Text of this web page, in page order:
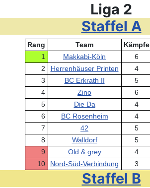
Liga 2
Staffel A
Rang Team Kämpfe
1
Makkabi-Köln 6
2
Herrenhäuser Printen 4
3
BC Erkrath II 5
4
Zino 6
5
Die Da 4
6
BC Rosenheim 4
7
42 5
8
Walldorf 5
9
Old & grey 4
10
Nord-Süd-Verbindung 3
Staffel B